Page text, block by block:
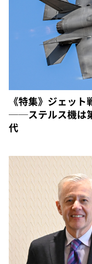
《特集》ジェッ
──ステルス機は
代